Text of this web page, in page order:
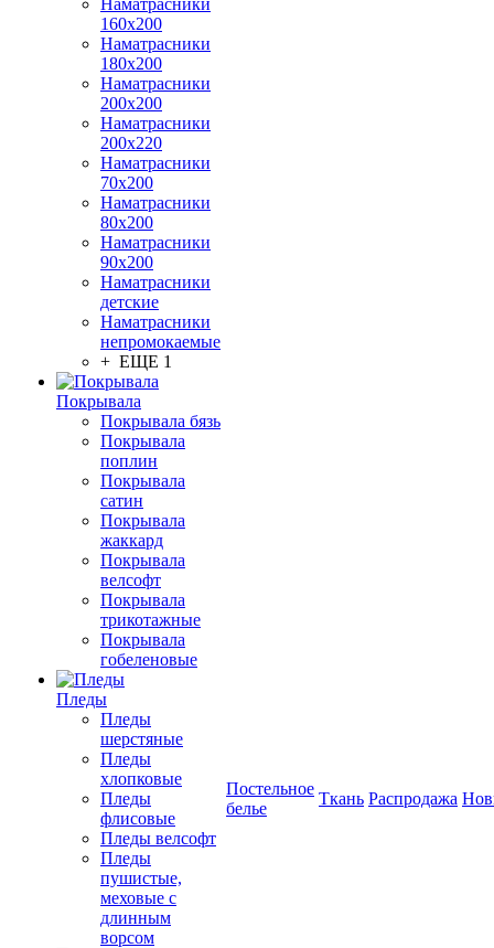
Наматрасники
160х200
Наматрасники
180х200
Наматрасники
200х200
Наматрасники
200х220
Наматрасники
70х200
Наматрасники
80х200
Наматрасники
90х200
Наматрасники
детские
Наматрасники
непромокаемые
+ ЕЩЕ 1
Покрывала
Покрывала бязь
Покрывала
поплин
Покрывала
сатин
Покрывала
жаккард
Покрывала
велсофт
Покрывала
трикотажные
Покрывала
гобеленовые
Пледы
Пледы
шерстяные
Пледы
хлопковые
Пледы
флисовые
Пледы велсофт
Пледы
пушистые,
меховые с
длинным
ворсом
Постельное
белье
Ткань Распродажа